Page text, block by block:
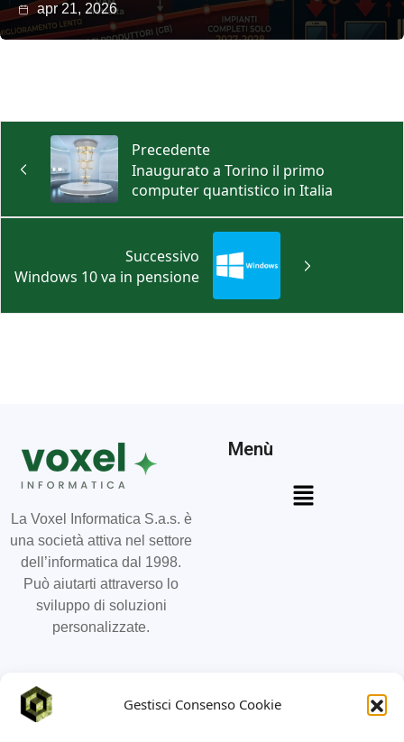
Gestisci Consenso Cookie
apr 21, 2026
Precedente
Inaugurato a Torino il primo
computer quantistico in Italia
Successivo
Windows 10 va in pensione
La Voxel Informatica S.a.s. è
una società attiva nel settore
dell’informatica dal 1998.
Può aiutarti attraverso lo
sviluppo di soluzioni
personalizzate.
Menù